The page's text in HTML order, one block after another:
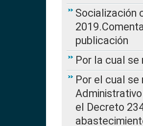
Socialización
publicación
Por la cual se
Por el cual
el Decreto